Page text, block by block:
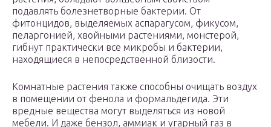
подавлять болезнетворные бактерии. От
фитонцидов, выделяемых аспарагусом, фикусом,
пеларгонией, хвойными растениями, монстерой,
гибнут практически все микробы и бактерии,
находящиеся в непосредственной близости.
Комнатные растения также способны очищать воздух
в помещении от фенола и формальдегида. Эти
вредные вещества могут выделяться из новой
мебели. И даже бензол, аммиак и угарный газ в